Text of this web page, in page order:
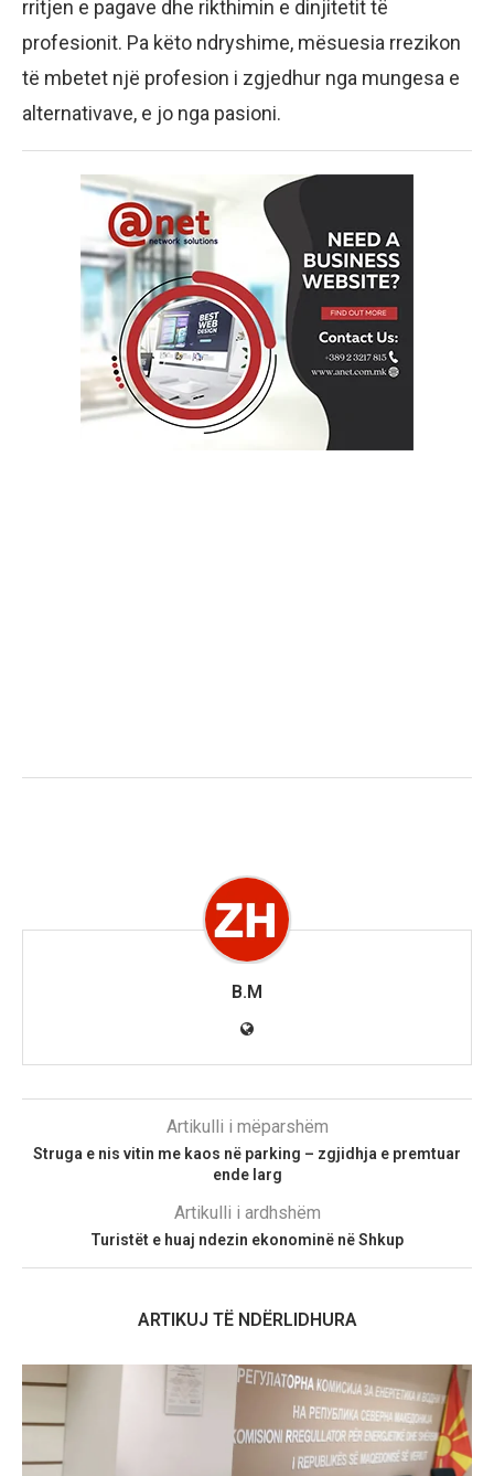
rritjen e pagave dhe rikthimin e dinjitetit të
profesionit. Pa këto ndryshime, mësuesia rrezikon
të mbetet një profesion i zgjedhur nga mungesa e
alternativave, e jo nga pasioni.
B.M
Artikulli i mëparshëm
Struga e nis vitin me kaos në parking – zgjidhja e premtuar
ende larg
Artikulli i ardhshëm
Turistët e huaj ndezin ekonominë në Shkup
ARTIKUJ TË NDËRLIDHURA